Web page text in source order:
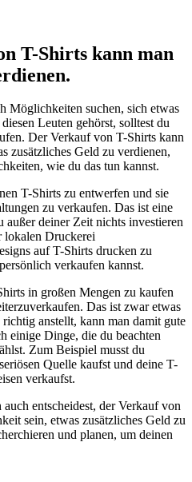
T-Shirts kann man
Möglichkeiten suchen, sich etwas
Leuten gehörst, solltest du
Der Verkauf von T-Shirts kann
zusätzliches Geld zu verdienen,
wie du das tun kannst.
T-Shirts zu entwerfen und sie
zu verkaufen. Das ist eine
außer deiner Zeit nichts investieren
lokalen Druckerei
auf T-Shirts drucken zu
verkaufen kannst.
in großen Mengen zu kaufen
Das ist zwar etwas
anstellt, kann man damit gute
einige Dinge, die du beachten
Zum Beispiel musst du
Quelle kaufst und deine T-
verkaufst.
entscheidest, der Verkauf von
sein, etwas zusätzliches Geld zu
und planen, um deinen